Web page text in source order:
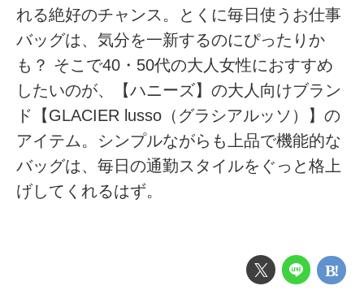
れる絶好のチャンス。とくに毎日使うお仕事
バッグは、気分を一新するのにぴったりか
も？ そこで40・50代の大人女性におすすめ
したいのが、【ハニーズ】の大人向けブラン
ド【GLACIER lusso（グラシアルッソ）】の
アイテム。シンプルながらも上品で機能的な
バッグは、毎日の通勤スタイルをぐっと格上
げしてくれるはず。